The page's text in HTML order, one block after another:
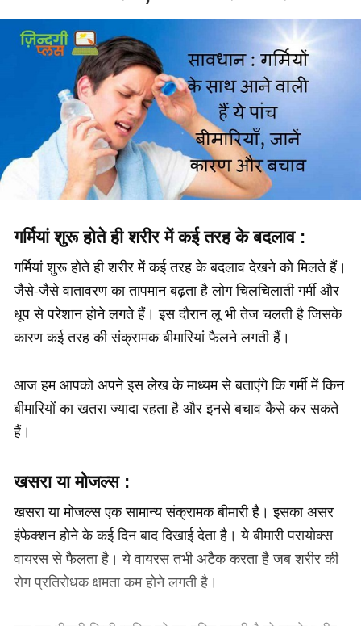
गर्मियां शुरू होते ही शरीर में कई तरह के बदलाव :
गर्मियां शुरू होते ही शरीर में कई तरह के बदलाव देखने को मिलते हैं।
जैसे-जैसे वातावरण का तापमान बढ़ता है लोग चिलचिलाती गर्मी और
धूप से परेशान होने लगते हैं। इस दौरान लू भी तेज चलती है जिसके
कारण कई तरह की संक्रामक बीमारियां फैलने लगती हैं।
आज हम आपको अपने इस लेख के माध्‍यम से बताएंगे कि गर्मी में किन
बीमारियों का खतरा ज्‍यादा रहता है और इनसे बचाव कैसे कर सकते
हैं।
खसरा या मोजल्‍स :
खसरा या मोजल्‍स एक सामान्‍य संक्रामक बीमारी है। इसका असर
इंफेक्‍शन होने के कई दिन बाद दिखाई देता है। ये बीमारी परायोक्‍स
वायरस से फैलता है। ये वायरस तभी अटैक करता है जब शरीर की
रोग प्रतिरोधक क्षमता कम होने लगती है।